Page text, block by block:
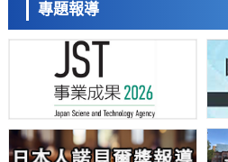
【AI法下篇】如何應對AI的不可控性
科學研究
日本學術會議：為保持土壤健康應採取
的具體對策
科學研究
大阪大學開發基於水氫鍵網路的溫度預
高精度解讀
經濟・社會
【AI法上篇】如何對「將人生交給AI
專題報導